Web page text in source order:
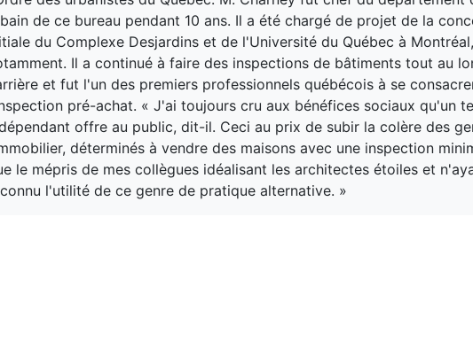
de ce bureau pendant 10 ans. Il a été chargé de projet de la
du Complexe Desjardins et de l'Université du Québec à Montréal,
Il a continué à faire des inspections de bâtiments tout au
et fut l'un des premiers professionnels québécois à se
pré-achat. « J'ai toujours cru aux bénéfices sociaux qu'un
offre au public, dit-il. Ceci au prix de subir la colère des
déterminés à vendre des maisons avec une inspection
le mépris de mes collègues idéalisant les architectes étoiles et
l'utilité de ce genre de pratique alternative. »